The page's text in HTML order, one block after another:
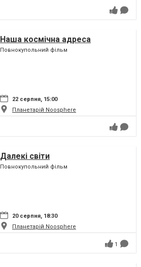
Наша космічна адреса
Повнокупольний фільм
22 серпня, 15:00
Планетарій Noosphere
Далекі світи
Повнокупольний фільм
20 серпня, 18:30
Планетарій Noosphere
1